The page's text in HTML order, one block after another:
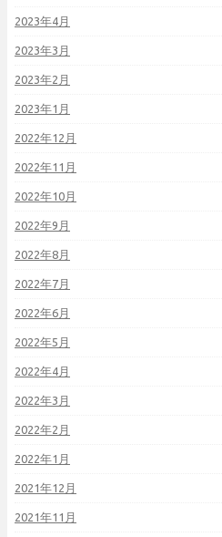
2023年4月
2023年3月
2023年2月
2023年1月
2022年12月
2022年11月
2022年10月
2022年9月
2022年8月
2022年7月
2022年6月
2022年5月
2022年4月
2022年3月
2022年2月
2022年1月
2021年12月
2021年11月